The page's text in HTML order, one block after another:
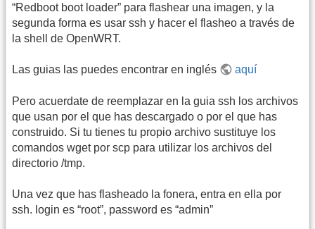
“Redboot boot loader” para flashear una imagen, y la
segunda forma es usar ssh y hacer el flasheo a través de
la shell de OpenWRT.
Las guias las puedes encontrar en inglés aquí
Pero acuerdate de reemplazar en la guia ssh los archivos
que usan por el que has descargado o por el que has
construido. Si tu tienes tu propio archivo sustituye los
comandos wget por scp para utilizar los archivos del
directorio /tmp.
Una vez que has flasheado la fonera, entra en ella por
ssh. login es “root”, password es “admin”